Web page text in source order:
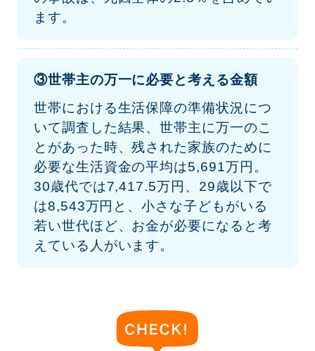
ます。
世帯主の万一に必要と考える金額
世帯における生活保障の準備状況につ
いて調査した結果、世帯主に万一のこ
とがあった時、残された家族のために
必要な生活資金の平均は5,691万円。
30歳代では7,417.5万円、29歳以下で
は8,543万円と、小さな子どもがいる
若い世代ほど、お金が必要になると考
えている人がいます。